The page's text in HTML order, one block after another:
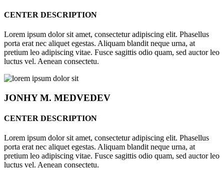
CENTER DESCRIPTION
Lorem ipsum dolor sit amet, consectetur adipiscing elit. Phasellus
porta erat nec aliquet egestas. Aliquam blandit neque urna, at
pretium leo adipiscing vitae. Fusce sagittis odio quam, sed auctor leo
luctus vel. Aenean consectetu.
JONHYM. MEDVEDEV
CENTER DESCRIPTION
Lorem ipsum dolor sit amet, consectetur adipiscing elit. Phasellus
porta erat nec aliquet egestas. Aliquam blandit neque urna, at
pretium leo adipiscing vitae. Fusce sagittis odio quam, sed auctor leo
luctus vel. Aenean consectetu.